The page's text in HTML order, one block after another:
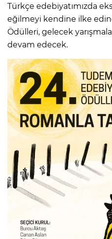
Türkçe edebiyatımızda
eğilmeyi kendine ilke
Ödülleri, gelecek
devam edecek.